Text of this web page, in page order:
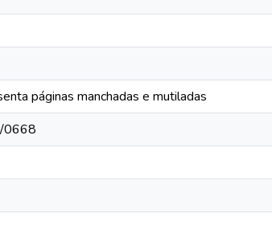
páginas manchadas e mutiladas
0668